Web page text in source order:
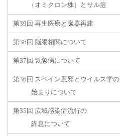
（オミクロン株）とサル痘
第39回 再生医療と臓器再建
第38回 脳腸相関について
第37回 気象病について
第36回 スペイン風邪とウイルス学の
始まりについて
第35回 広域感染症流行の
終息について